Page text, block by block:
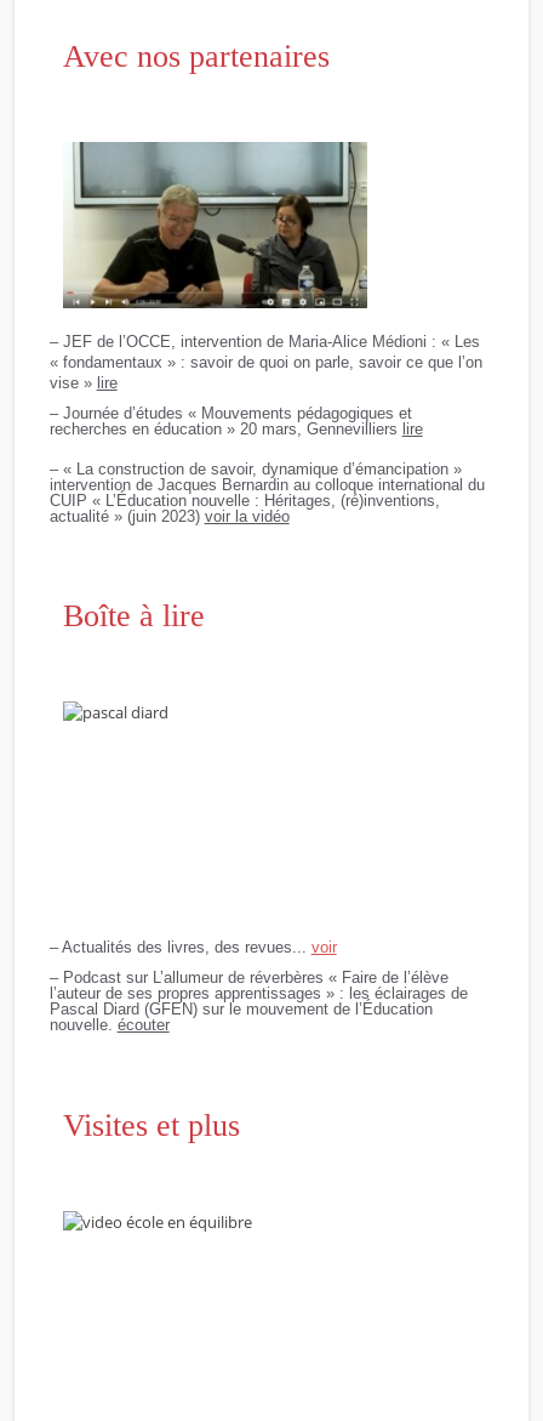
Avec nos partenaires
– JEF de l’OCCE, intervention de Maria-Alice Médioni : « Les
« fondamentaux » : savoir de quoi on parle, savoir ce que l’on
vise » lire
– Journée d’études « Mouvements pédagogiques et
recherches en éducation » 20 mars, Gennevilliers lire
– « La construction de savoir, dynamique d’émancipation »
intervention de Jacques Bernardin au colloque international du
CUIP « L’Éducation nouvelle : Héritages, (ré)inventions,
actualité » (juin 2023) voir la vidéo
Boîte à lire
– Actualités des livres, des revues... voir
– Podcast sur L’allumeur de réverbères « Faire de l’élève
l’auteur de ses propres apprentissages » : les éclairages de
Pascal Diard (GFEN) sur le mouvement de l’Éducation
nouvelle. écouter
Visites et plus